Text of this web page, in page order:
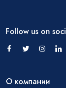
Follow us on
О компании